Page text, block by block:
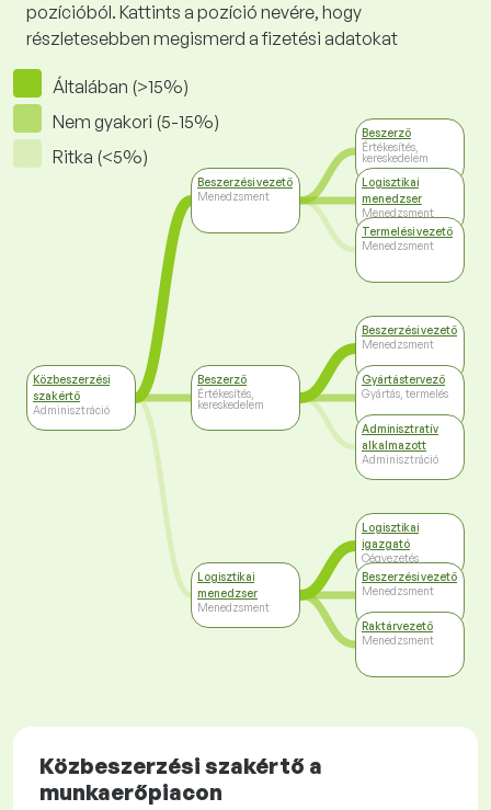
pozícióból. Kattints a pozíció nevére, hogy
részletesebben megismerd a fizetési adatokat
Általában (>15%)
Nem gyakori (5-15%)
Ritka (<5%)
Közbeszerzési
szakértő
Adminisztráció
Beszerzési vezető
Menedzsment
Beszerző
Értékesítés,
kereskedelem
Logisztikai
menedzser
Menedzsment
Beszerző
Értékesítés,
kereskedelem
Logisztikai
menedzser
Menedzsment
Termelési vezető
Menedzsment
Beszerzési vezető
Menedzsment
Gyártástervező
Gyártás, termelés
Adminisztratív
alkalmazott
Adminisztráció
Logisztikai
igazgató
Cégvezetés
Beszerzési vezető
Menedzsment
Raktárvezető
Menedzsment
Közbeszerzési szakértő a
munkaerőpiacon